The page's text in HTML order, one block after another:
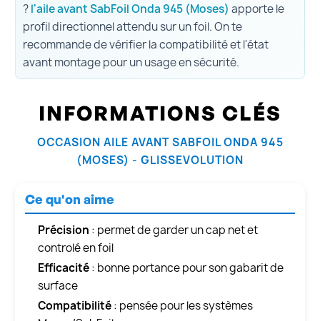
?l'aile avant SabFoil Onda 945 (Moses) apporte le
profil directionnel attendu sur un foil. On te
recommande de vérifier la compatibilité et l'état
avant montage pour un usage en sécurité.
INFORMATIONS CLÉS
OCCASION AILE AVANT SABFOIL ONDA 945
(MOSES) - GLISSEVOLUTION
Ce qu'on aime
Précision : permet de garder un cap net et
controlé en foil
Efficacité: bonne portance pour son gabarit de
surface
Compatibilité: pensée pour les systèmes